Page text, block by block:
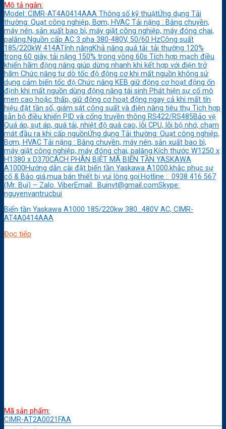
Mô tả ngắn:
Model: CIMR-AT4A0414AAA Thông số kỹ thuậtỨng dụng Tải
thường: Quạt công nghiệp, Bơm, HVAC Tải nặng : Băng chuyền,
máy nén, sản xuất bao bì, máy giặt công nghiệp, máy đóng chai,
palăng.Nguồn cấp AC 3 pha 380-480V, 50/60 HzCông suất
185/220kW 414ATính năngKhả năng quá tải: tải thường 120%
trong 60 giây, tải nặng 150% trong vòng 60s Tích hợp mạch điều
khiển hãm động năng giúp dừng nhanh khi kết hợp với điện trở
hãm Chức năng tự dò tốc độ động cơ khi mất nguồn không sử
dụng cảm biến tốc độ Chức năng KEB giữ động cơ hoạt động ổn
định khi mất nguồn dùng động năng tái sinh Phát hiện sự cố mô
men cao hoặc thấp, giữ động cơ hoạt động ngay cả khi mất tín
hiệu đặt tần số, giám sát công suất và điện năng tiêu thụ Tích hợp
sẵn bộ điều khiển PID và cổng truyền thông RS422/RS485Bảo vệ
Quá áp, sụt áp, quá tải, nhiệt độ quá cao, lỗi CPU, lỗi bộ nhớ, chạm
mát đầu ra khi cấp nguồnỨng dụng Tải thường: Quạt công nghiệp,
Bơm, HVAC Tải nặng : Băng chuyền, máy nén, sản xuất bao bì,
máy giặt công nghiệp, máy đóng chai, palăng.Kích thước W1250 x
H1380 x D370CÁCH PHÂN BIỆT MÃ BIẾN TẦN YASKAWA
A1000Hướng dẫn cài đặt biến tần Yaskawa A1000,khắc phục sự
cố & Báo giá,mua bán thiết bị vui lòng gọi:Hotline : 0938 416 567
(Mr. Bụi) – Zalo. ViberEmail: Buinvt@gmail.comSkype:
nguyenvantrucbui
Biến tần Yaskawa A1000 185/220kw 380…480V AC, CIMR-
AT4A0414AAA
Đọc tiếp
Mã sản phẩm:
CIMR-AT2A0021FAA